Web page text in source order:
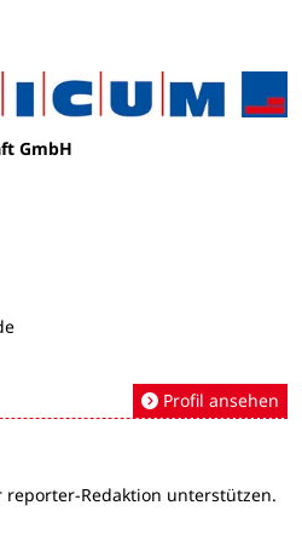
GmbH
Profil ansehen
reporter-Redaktion unterstützen.